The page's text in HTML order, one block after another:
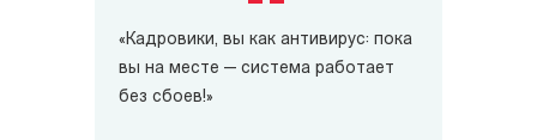
«Кадровики, вы как антивирус: пока
вы на месте — система работает
без сбоев!»